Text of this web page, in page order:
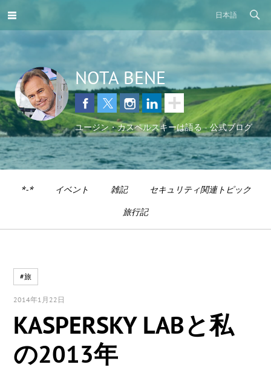
日本語
NOTA BENE
ユージン・カスペルスキーは語る - 公式ブログ
*-* イベント 雑記
セキュリティ関連トピック
旅行記
#旅
2014年1月22日
KASPERSKY LABと私
の2013年